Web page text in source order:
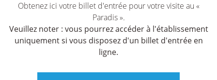
Obtenez ici votre billet d'entrée pour votre visite au «
Paradis ».
Veuillez noter : vous pourrez accéder à l'établissement
uniquement si vous disposez d'un billet d'entrée en
ligne.